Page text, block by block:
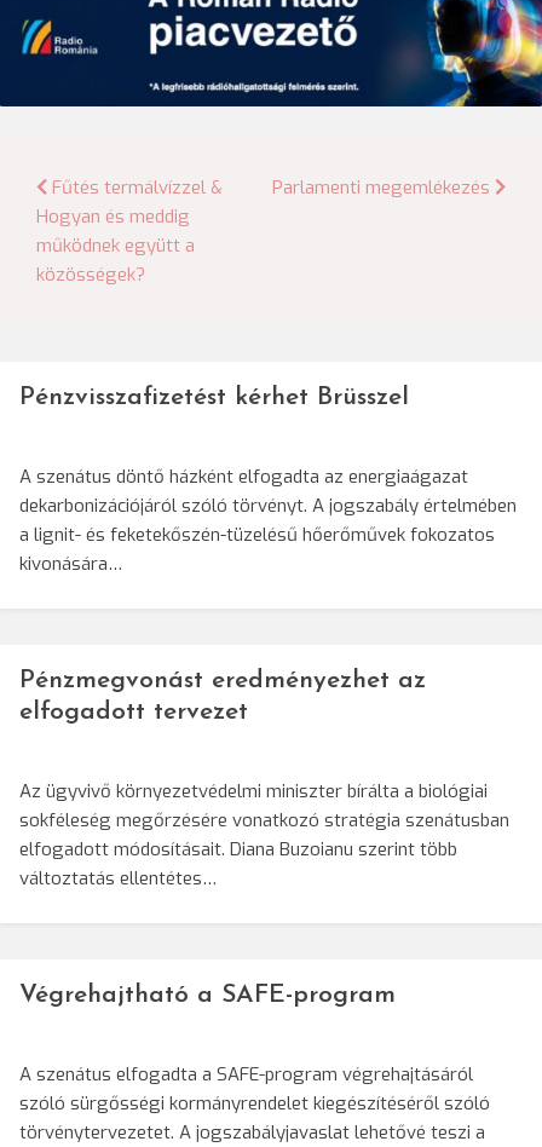
Bejegyzés
navigáció
Fűtés termálvízzel &
Hogyan és meddig
működnek együtt a
közösségek?
Parlamenti megemlékezés
Pénzvisszafizetést kérhet Brüsszel
A szenátus döntő házként elfogadta az energiaágazat
dekarbonizációjáról szóló törvényt. A jogszabály értelmében
a lignit- és feketekőszén-tüzelésű hőerőművek fokozatos
kivonására…
Pénzmegvonást eredményezhet az
elfogadott tervezet
Az ügyvivő környezetvédelmi miniszter bírálta a biológiai
sokféleség megőrzésére vonatkozó stratégia szenátusban
elfogadott módosításait. Diana Buzoianu szerint több
változtatás ellentétes…
Végrehajtható a SAFE-program
A szenátus elfogadta a SAFE-program végrehajtásáról
szóló sürgősségi kormányrendelet kiegészítéséről szóló
törvénytervezetet. A jogszabályjavaslat lehetővé teszi a